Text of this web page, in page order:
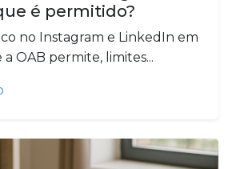
é permitido?
no Instagram e LinkedIn em
OAB permite, limites...